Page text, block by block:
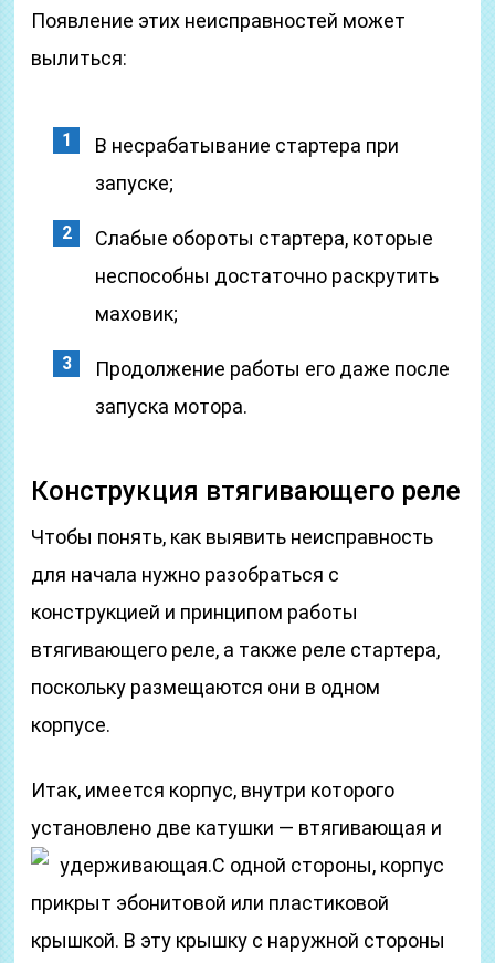
Появление этих неисправностей может
вылиться:
В несрабатывание стартера при
запуске;
Слабые обороты стартера, которые
неспособны достаточно раскрутить
маховик;
Продолжение работы его даже после
запуска мотора.
Конструкция втягивающего реле
Чтобы понять, как выявить неисправность
для начала нужно разобраться с
конструкцией и принципом работы
втягивающего реле, а также реле стартера,
поскольку размещаются они в одном
корпусе.
Итак, имеется корпус, внутри которого
установлено две катушки — втягивающая и
удерживающая.С одной стороны, корпус
прикрыт эбонитовой или пластиковой
крышкой. В эту крышку с наружной стороны